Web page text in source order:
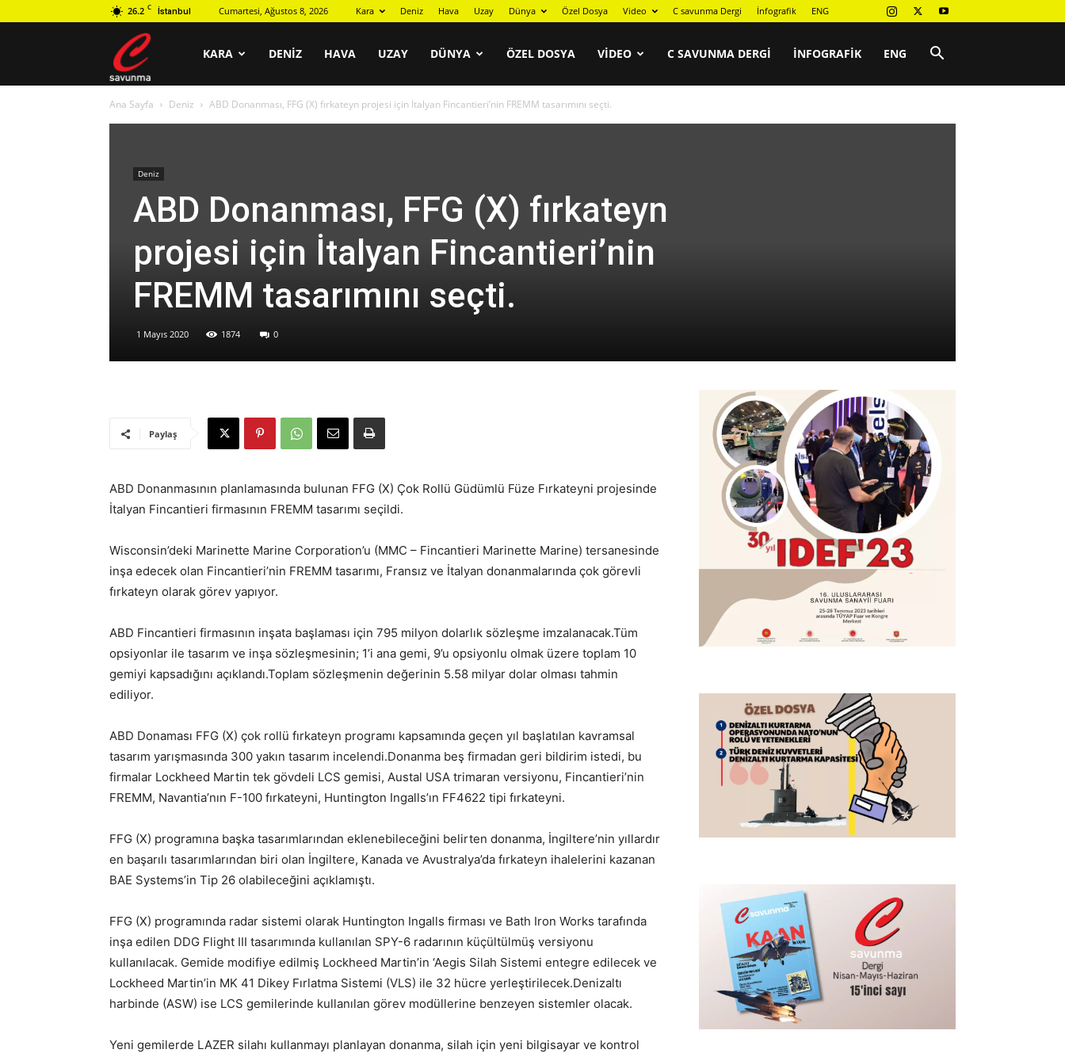
26.2 C İstanbul Cumartesi, Ağustos 8, 2026 Kara Deniz Hava Uzay Dünya Özel Dosya Video C savunma Dergi İnfografik ENG
KARA DENIZ HAVA UZAY DÜNYA ÖZEL DOSYA VIDEO C SAVUNMA DERGI İNFOGRAFIK ENG
Ana Sayfa Deniz ABD Donanması, FFG (X) fırkateyn projesi için İtalyan Fincantieri’nin FREMM tasarımını seçti.
Deniz
ABD Donanması, FFG (X) fırkateyn
projesi için İtalyan Fincantieri’nin
FREMM tasarımını seçti.
1 Mayıs 2020 1874 0
Paylaş
ABD Donanmasının planlamasında bulunan FFG (X) Çok Rollü Güdümlü Füze Fırkateyni projesinde
İtalyan Fincantieri firmasının FREMM tasarımı seçildi.
Wisconsin’deki Marinette Marine Corporation’u (MMC – Fincantieri Marinette Marine) tersanesinde
inşa edecek olan Fincantieri’nin FREMM tasarımı, Fransız ve İtalyan donanmalarında çok görevli
fırkateyn olarak görev yapıyor.
ABD Fincantieri firmasının inşata başlaması için 795 milyon dolarlık sözleşme imzalanacak.Tüm
opsiyonlar ile tasarım ve inşa sözleşmesinin; 1’i ana gemi, 9’u opsiyonlu olmak üzere toplam 10
gemiyi kapsadığını açıklandı.Toplam sözleşmenin değerinin 5.58 milyar dolar olması tahmin
ediliyor.
ABD Donaması FFG (X) çok rollü fırkateyn programı kapsamında geçen yıl başlatılan kavramsal
tasarım yarışmasında 300 yakın tasarım incelendi.Donanma beş firmadan geri bildirim istedi, bu
firmalar Lockheed Martin tek gövdeli LCS gemisi, Austal USA trimaran versiyonu, Fincantieri’nin
FREMM, Navantia’nın F-100 fırkateyni, Huntington Ingalls’ın FF4622 tipi fırkateyni.
FFG (X) programına başka tasarımlarından eklenebileceğini belirten donanma, İngiltere’nin yıllardır
en başarılı tasarımlarından biri olan İngiltere, Kanada ve Avustralya’da fırkateyn ihalelerini kazanan
BAE Systems’in Tip 26 olabileceğini açıklamıştı.
FFG (X) programında radar sistemi olarak Huntington Ingalls firması ve Bath Iron Works tarafında
inşa edilen DDG Flight III tasarımında kullanılan SPY-6 radarının küçültülmüş versiyonu
kullanılacak. Gemide modifiye edilmiş Lockheed Martin’in ‘Aegis Silah Sistemi entegre edilecek ve
Lockheed Martin’in MK 41 Dikey Fırlatma Sistemi (VLS) ile 32 hücre yerleştirilecek.Denizaltı
harbinde (ASW) ise LCS gemilerinde kullanılan görev modüllerine benzeyen sistemler olacak.
Yeni gemilerde LAZER silahı kullanmayı planlayan donanma, silah için yeni bilgisayar ve kontrol